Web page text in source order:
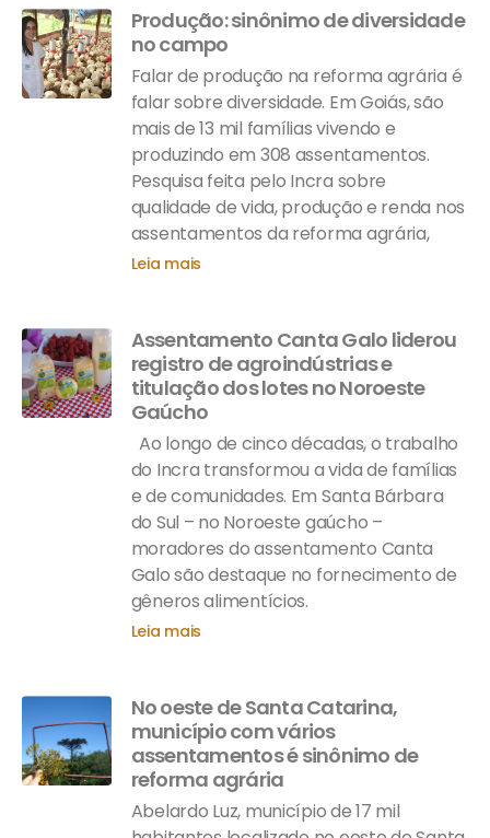
Produção: sinônimo de diversidade
no campo
Falar de produção na reforma agrária é
falar sobre diversidade. Em Goiás, são
mais de 13 mil famílias vivendo e
produzindo em 308 assentamentos.
Pesquisa feita pelo Incra sobre
qualidade de vida, produção e renda nos
assentamentos da reforma agrária,
Leia mais
Assentamento Canta Galo liderou
registro de agroindústrias e
titulação dos lotes no Noroeste
Gaúcho
Ao longo de cinco décadas, o trabalho
do Incra transformou a vida de famílias
e de comunidades. Em Santa Bárbara
do Sul – no Noroeste gaúcho –
moradores do assentamento Canta
Galo são destaque no fornecimento de
gêneros alimentícios.
Leia mais
No oeste de Santa Catarina,
município com vários
assentamentos é sinônimo de
reforma agrária
Abelardo Luz, município de 17 mil